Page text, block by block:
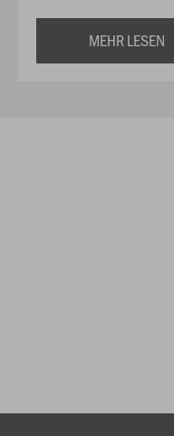
MEHR LESEN